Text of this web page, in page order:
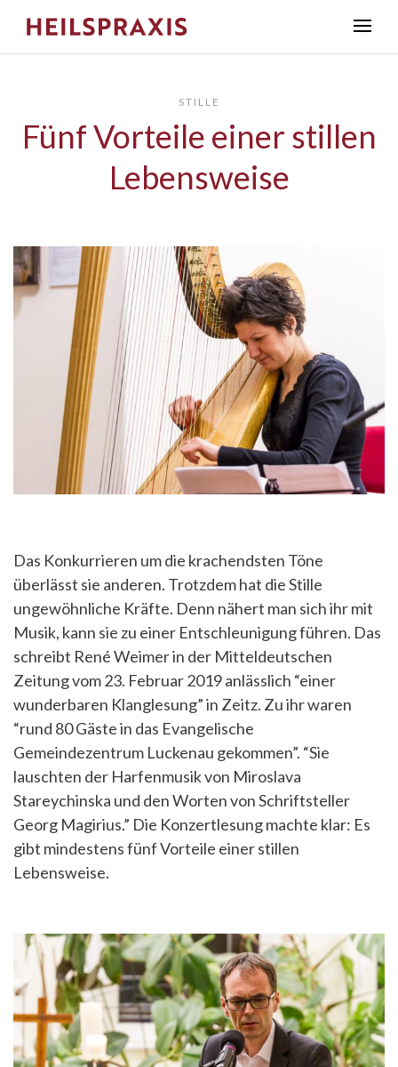
STILLE
Fünf Vorteile einer stillen
Lebensweise
Das Konkurrieren um die krachendsten Töne
überlässt sie anderen. Trotzdem hat die Stille
ungewöhnliche Kräfte. Denn nähert man sich ihr mit
Musik, kann sie zu einer Entschleunigung führen. Das
schreibt René Weimer in der Mitteldeutschen
Zeitung vom 23. Februar 2019 anlässlich “einer
wunderbaren Klanglesung” in Zeitz. Zu ihr waren
“rund 80 Gäste in das Evangelische
Gemeindezentrum Luckenau gekommen”. “Sie
lauschten der Harfenmusik von Miroslava
Stareychinska und den Worten von Schriftsteller
Georg Magirius.” Die Konzertlesung machte klar: Es
gibt mindestens fünf Vorteile einer stillen
Lebensweise.